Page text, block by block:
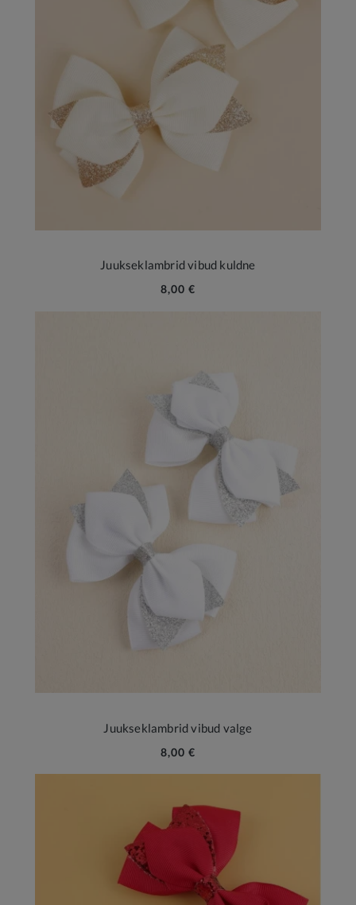
Juukseklambrid vibud kuldne
8,00 €
Juukseklambrid vibud valge
8,00 €